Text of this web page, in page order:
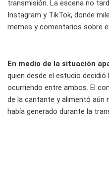
transmisión. La escena no
Instagram y TikTok, donde
memes y comentarios sobre
En medio de la situación
quien desde el estudio
ocurriendo entre ambos. El
de la cantante y alimentó aún
había generado durante la